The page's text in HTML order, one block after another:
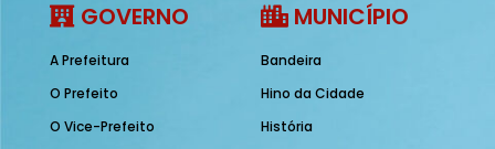
GOVERNO
A Prefeitura
O Prefeito
O Vice-Prefeito
MUNICÍPIO
Bandeira
Hino da Cidade
História